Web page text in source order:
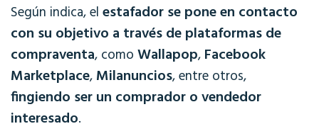
Según indica, el estafador se pone en contacto
con su objetivo a través de plataformas de
compraventa, como Wallapop, Facebook
Marketplace, Milanuncios, entre otros,
fingiendo ser un comprador o vendedor
interesado.